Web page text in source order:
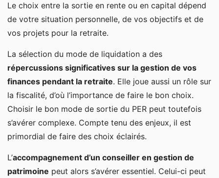
Le choix entre la sortie en rente ou en capital dépend
de votre situation personnelle, de vos objectifs et de
vos projets pour la retraite.
La sélection du mode de liquidation a des
répercussions significatives sur la gestion de vos
finances pendant la retraite. Elle joue aussi un rôle sur
la fiscalité, d’où l’importance de faire le bon choix.
Choisir le bon mode de sortie du PER peut toutefois
s’avérer complexe. Compte tenu des enjeux, il est
primordial de faire des choix éclairés.
L’accompagnement d’un conseiller en gestion de
patrimoine peut alors s’avérer essentiel. Celui-ci peut